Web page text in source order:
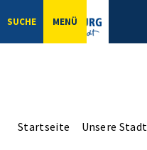
SUCHE MENÜ
Startseite Unsere Stadt